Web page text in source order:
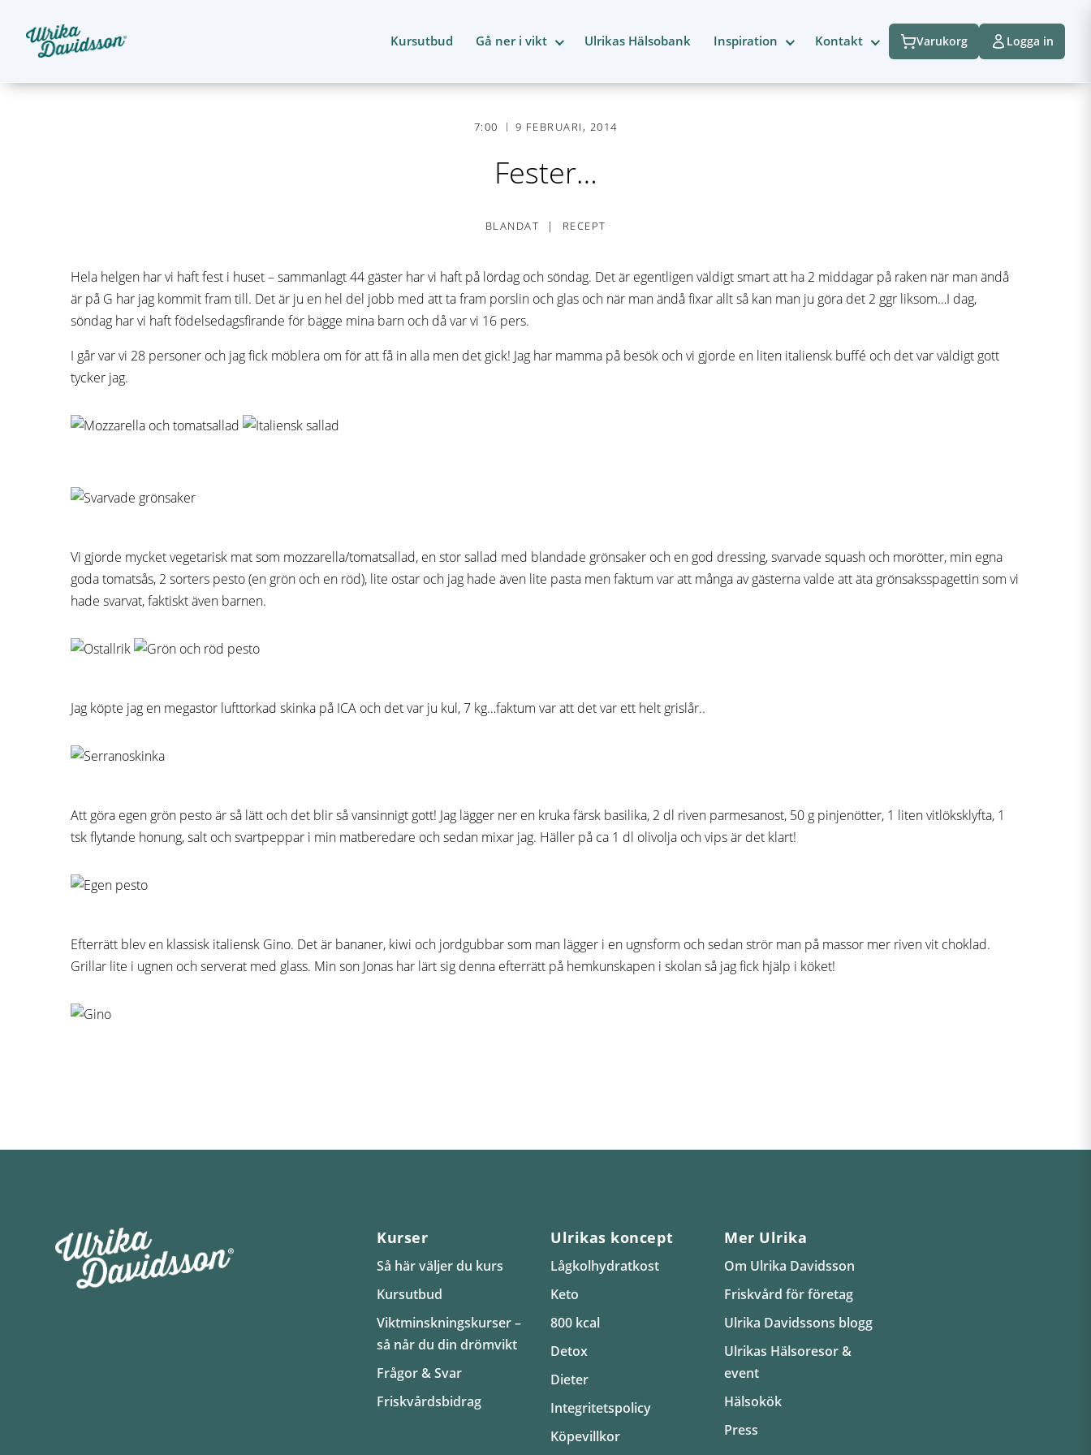
Kursutbud Gå ner i vikt Ulrikas Hälsobank Inspiration Kontakt Varukorg Logga in
7:00 9 FEBRUARI, 2014
Fester…
BLANDAT RECEPT
Hela helgen har vi haft fest i huset – sammanlagt 44 gäster har vi haft på lördag och söndag. Det är egentligen väldigt smart att ha 2 middagar på raken när man ändå
är på G har jag kommit fram till. Det är ju en hel del jobb med att ta fram porslin och glas och när man ändå fixar allt så kan man ju göra det 2 ggr liksom…I dag,
söndag har vi haft födelsedagsfirande för bägge mina barn och då var vi 16 pers.
I går var vi 28 personer och jag fick möblera om för att få in alla men det gick! Jag har mamma på besök och vi gjorde en liten italiensk buffé och det var väldigt gott
tycker jag.
Vi gjorde mycket vegetarisk mat som mozzarella/tomatsallad, en stor sallad med blandade grönsaker och en god dressing, svarvade squash och morötter, min egna
goda tomatsås, 2 sorters pesto (en grön och en röd), lite ostar och jag hade även lite pasta men faktum var att många av gästerna valde att äta grönsaksspagettin som vi
hade svarvat, faktiskt även barnen.
Jag köpte jag en megastor lufttorkad skinka på ICA och det var ju kul, 7 kg…faktum var att det var ett helt grislår..
Att göra egen grön pesto är så lätt och det blir så vansinnigt gott! Jag lägger ner en kruka färsk basilika, 2 dl riven parmesanost, 50 g pinjenötter, 1 liten vitlöksklyfta, 1
tsk flytande honung, salt och svartpeppar i min matberedare och sedan mixar jag. Häller på ca 1 dl olivolja och vips är det klart!
Efterrätt blev en klassisk italiensk Gino. Det är bananer, kiwi och jordgubbar som man lägger i en ugnsform och sedan strör man på massor mer riven vit choklad.
Grillar lite i ugnen och serverat med glass. Min son Jonas har lärt sig denna efterrätt på hemkunskapen i skolan så jag fick hjälp i köket!
Kurser
Så här väljer du kurs
Kursutbud
Viktminskningskurser –
så når du din drömvikt
Frågor & Svar
Friskvårdsbidrag
Ulrikas koncept
Lågkolhydratkost
Keto
800 kcal
Detox
Dieter
Integritetspolicy
Köpevillkor
Mer Ulrika
Om Ulrika Davidsson
Friskvård för företag
Ulrika Davidssons blogg
Ulrikas Hälsoresor &
event
Hälsokök
Press